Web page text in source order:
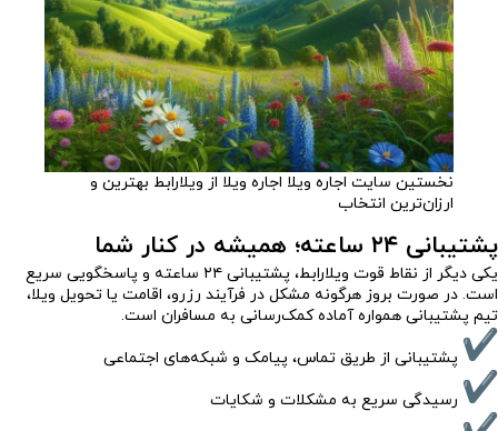
نخستین سایت اجاره ویلا اجاره ویلا از ویلارابط بهترین و
ارزان‌ترین انتخاب
پشتیبانی ۲۴ ساعته؛ همیشه در کنار شما
یکی دیگر از نقاط قوت ویلارابط، پشتیبانی ۲۴ ساعته و پاسخگویی سریع
است. در صورت بروز هرگونه مشکل در فرآیند رزرو، اقامت یا تحویل ویلا،
تیم پشتیبانی همواره آماده کمک‌رسانی به مسافران است.
پشتیبانی از طریق تماس، پیامک و شبکه‌های اجتماعی
رسیدگی سریع به مشکلات و شکایات